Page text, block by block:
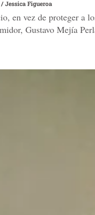
/Jessica Figueroa
en vez de proteger a
Gustavo Mejía